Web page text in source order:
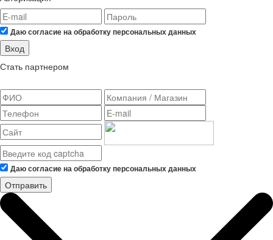
Даю согласие на обработку персональных данных
Вход
Стать партнером
Даю согласие на обработку персональных данных
Отправить